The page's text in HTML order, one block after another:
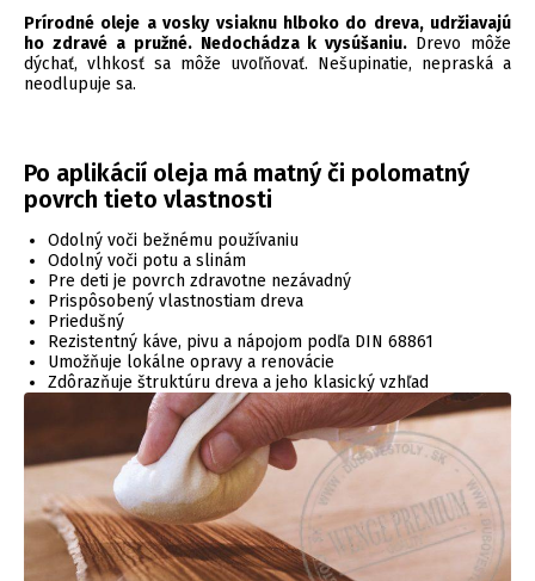
Prírodné oleje a vosky vsiaknu hlboko do dreva, udržiavajú
ho zdravé a pružné. Nedochádza k vysúšaniu. Drevo môže
dýchať, vlhkosť sa môže uvoľňovať. Nešupinatie, nepraská a
neodlupuje sa.
Po aplikácií oleja má matný či polomatný
povrch tieto vlastnosti
Odolný voči bežnému používaniu
Odolný voči potu a slinám
Pre deti je povrch zdravotne nezávadný
Prispôsobený vlastnostiam dreva
Priedušný
Rezistentný káve, pivu a nápojom podľa DIN 68861
Umožňuje lokálne opravy a renovácie
Zdôrazňuje štruktúru dreva a jeho klasický vzhľad